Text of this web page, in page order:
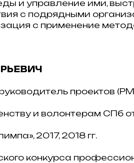
и управление ими,
с подрядными
с применение
проектов
и волонтерам СПб
2017, 2018 гг.
конкурса